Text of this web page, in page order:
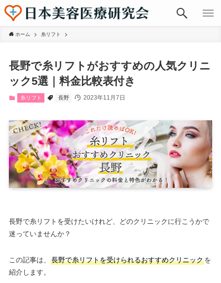
ホーム 糸リフト
長野で糸リフトがおすすめの人気クリニ
ック5選｜料金比較表付き
糸リフト 長野 2023年11月7日
長野で糸リフトを受けたいけれど、どのクリニックに行こうかで
迷っていませんか？
この記事は、 長野で糸リフトを受けられるおすすめクリニックを
紹介します。